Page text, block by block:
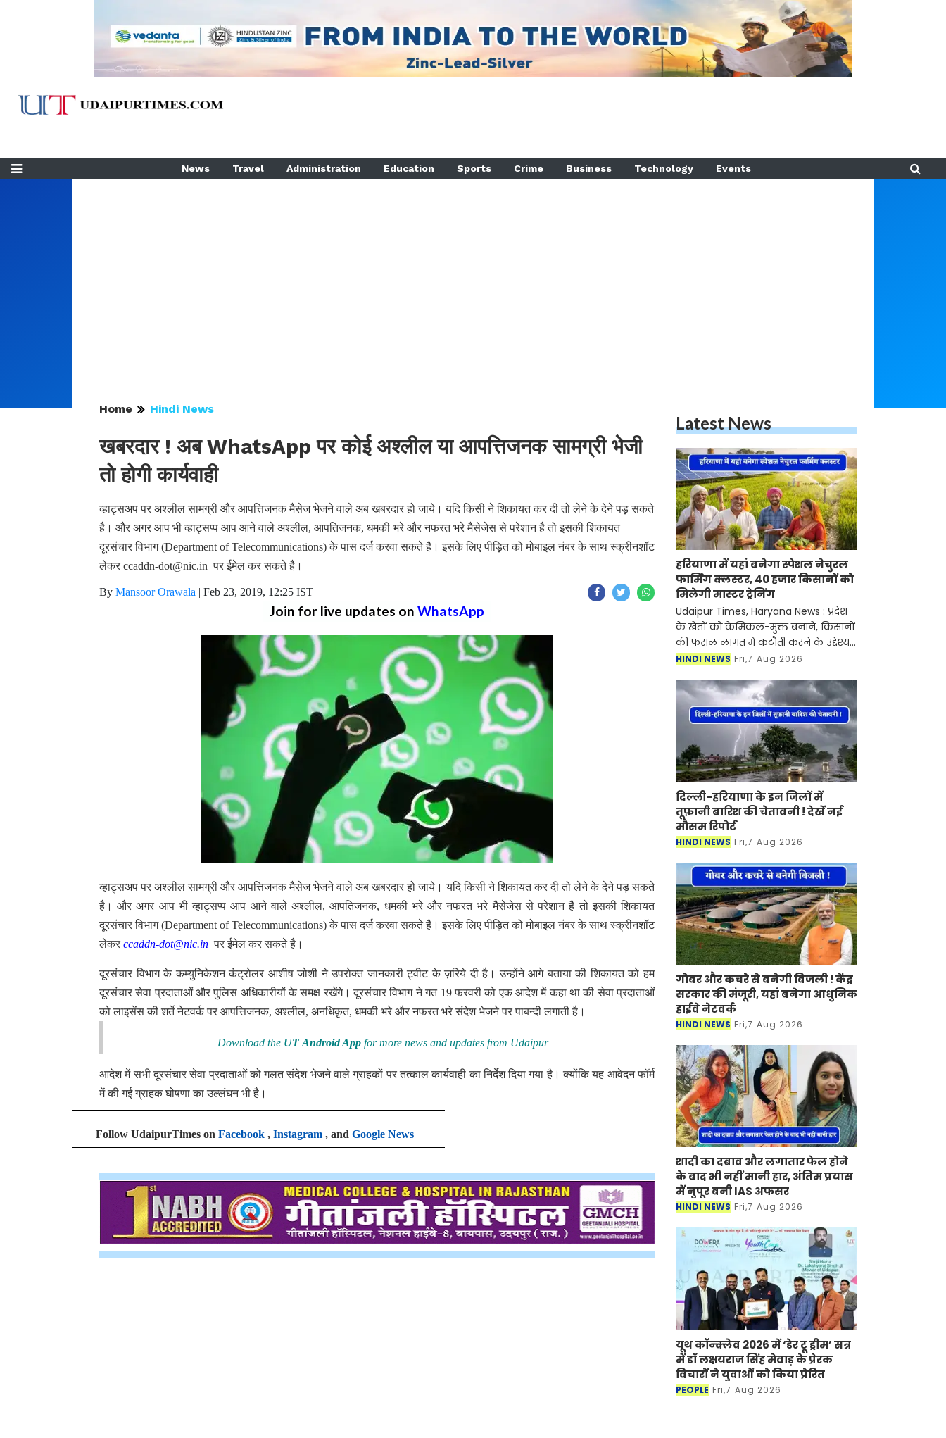
News Travel Administration Education Sports Crime Business Technology Events
Home Hindi News
खबरदार ! अब WhatsApp पर कोई अश्लील या आपत्तिजनक सामग्री भेजी
तो होगी कार्यवाही
व्हाट्सअप पर अश्लील सामग्री और आपत्तिजनक मैसेज भेजने वाले अब खबरदार हो जाये। यदि किसी ने शिकायत कर दी तो लेने के देने पड़ सकते
है। और अगर आप भी व्हाट्सप्प आप आने वाले अश्लील, आपतिजनक, धमकी भरे और नफरत भरे मैसेजेस से परेशान है तो इसकी शिकायत
दूरसंचार विभाग (Department of Telecommunications) के पास दर्ज करवा सकते है। इसके लिए पीड़ित को मोबाइल नंबर के साथ स्क्रीनशॉट
लेकर ccaddn-dot@nic.in पर ईमेल कर सकते है।
By Mansoor Orawala | Feb 23, 2019, 12:25 IST
Join for live updates on WhatsApp
व्हाट्सअप पर अश्लील सामग्री और आपत्तिजनक मैसेज भेजने वाले अब खबरदार हो जाये। यदि किसी ने शिकायत कर दी तो लेने के देने पड़ सकते
है। और अगर आप भी व्हाट्सप्प आप आने वाले अश्लील, आपतिजनक, धमकी भरे और नफरत भरे मैसेजेस से परेशान है तो इसकी शिकायत
दूरसंचार विभाग (Department of Telecommunications) के पास दर्ज करवा सकते है। इसके लिए पीड़ित को मोबाइल नंबर के साथ स्क्रीनशॉट
लेकर ccaddn-dot@nic.in पर ईमेल कर सकते है।
दूरसंचार विभाग के कम्युनिकेशन कंट्रोलर आशीष जोशी ने उपरोक्त जानकारी ट्वीट के ज़रिये दी है। उन्होंने आगे बताया की शिकायत को हम
दूरसंचार सेवा प्रदाताओं और पुलिस अधिकारीयों के समक्ष रखेंगे। दूरसंचार विभाग ने गत 19 फरवरी को एक आदेश में कहा था की सेवा प्रदाताओं
को लाइसेंस की शर्ते नेटवर्क पर आपत्तिजनक, अश्लील, अनधिकृत, धमकी भरे और नफरत भरे संदेश भेजने पर पाबन्दी लगाती है।
Download the UT Android App for more news and updates from Udaipur
आदेश में सभी दूरसंचार सेवा प्रदाताओं को गलत संदेश भेजने वाले ग्राहकों पर तत्काल कार्यवाही का निर्देश दिया गया है। क्योंकि यह आवेदन फॉर्म
में की गई ग्राहक घोषणा का उल्लंघन भी है।
Follow UdaipurTimes on Facebook , Instagram , and Google News
Latest News
हरियाणा में यहां बनेगा स्पेशल नेचुरल
फार्मिंग क्लस्टर, 40 हजार किसानों को
मिलेगी मास्टर ट्रेनिंग
Udaipur Times, Haryana News : प्रदेश
के खेतों को केमिकल-मुक्त बनाने, किसानों
की फसल लागत में कटौती करने के उद्देश्य
से बड़ा अभियान शुरू हो रहा है। चौधरी चरण
HINDI NEWS Fri,7 Aug 2026
दिल्ली-हरियाणा के इन जिलों में
तूफ़ानी बारिश की चेतावनी ! देखें नई
मौसम रिपोर्ट
HINDI NEWS Fri,7 Aug 2026
गोबर और कचरे से बनेगी बिजली ! केंद्र
सरकार की मंजूरी, यहां बनेगा आधुनिक
हाईवे नेटवर्क
HINDI NEWS Fri,7 Aug 2026
शादी का दबाव और लगातार फेल होने
के बाद भी नहीं मानी हार, अंतिम प्रयास
में नुपूर बनी IAS अफसर
HINDI NEWS Fri,7 Aug 2026
यूथ कॉन्क्लेव 2026 में ‘डेर टू ड्रीम’ सत्र
में डॉ लक्षयराज सिंह मेवाड़ के प्रेरक
विचारों ने युवाओं को किया प्रेरित
PEOPLE Fri,7 Aug 2026